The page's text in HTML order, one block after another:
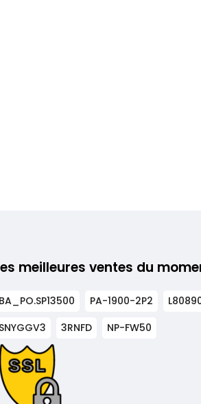
meilleures ventes du
BA_PO.SP13500 PA-1900-2P2
SNYGGV3
3RNFD NP-FW50